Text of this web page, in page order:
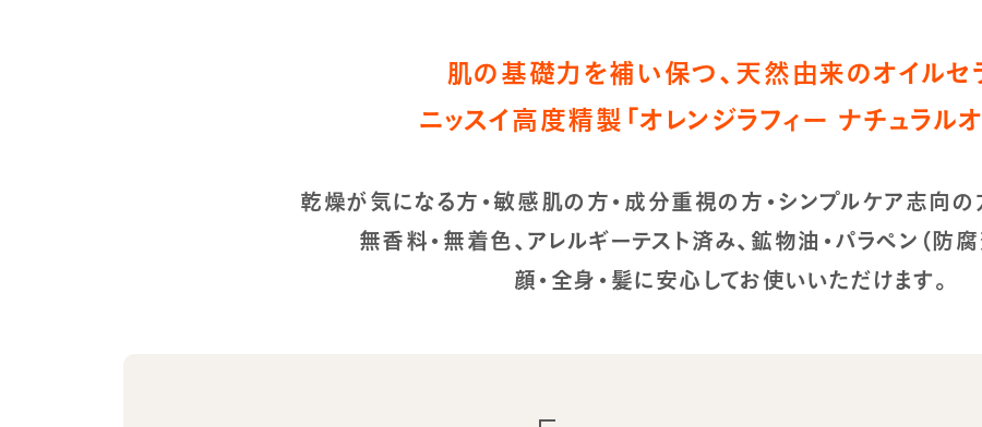
肌の基礎力を補い保つ、天然由来のオイルセ
ニッスイ高度精製「オレンジラフィー ナチュラルオ
乾燥が気になる方・敏感肌の方・成分重視の方・シンプルケア志向の
無香料・無着色、アレルギーテスト済み、鉱物油・パラペン（防
顔・全身・髪に安心してお使いいただけます。